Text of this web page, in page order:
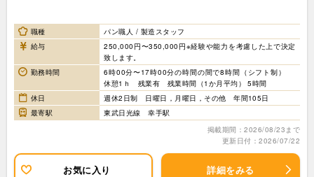
職種
パン職人 / 製造スタッフ
給与
250,000円〜350,000円※経験や能力を考慮した上で決定
致します。
勤務時間
6時00分〜17時00分の時間の間で8時間（シフト制）
休憩1ｈ 残業有 残業時間（1か月平均） 5時間
休日
週休2日制 日曜日，月曜日，その他 年間105日
最寄駅
東武日光線 幸手駅
掲載期間：2026/08/23まで
更新日付：2026/07/22
お気に入り 詳細をみる